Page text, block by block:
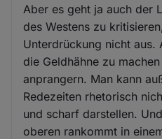
Aber es geht ja auch der
des Westens zu
Unterdrückung nicht aus.
die Geldhähne zu
anprangern. Man kann
Redezeiten rhetorisch
und scharf darstellen.
oberen rankommt in